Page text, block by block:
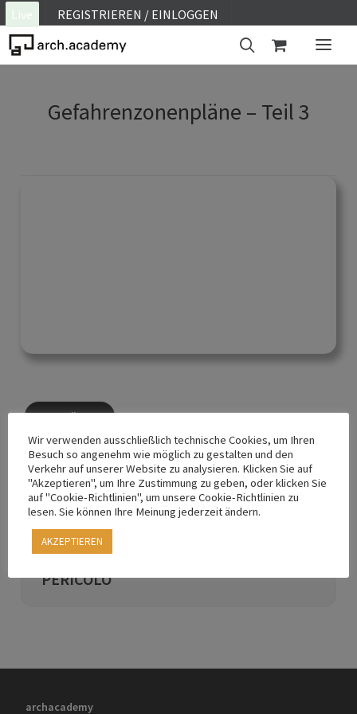
Live REGISTRIEREN / EINLOGGEN
Gefahrenzonenpläne – Teil 3
ZURÜCK
Zurück zu
FORTBILDUNG
GEFAHRENZONENPLÄNE |
FORMAZIONE PIANI DELLE ZONE DI
PERICOLO
archacademy
Wir verwenden ausschließlich technische Cookies, um Ihren
Besuch so angenehm wie möglich zu gestalten und den
Verkehr auf unserer Website zu analysieren. Klicken Sie auf
"Akzeptieren", um Ihre Zustimmung zu geben, oder klicken Sie
auf "Cookie-Richtlinien", um unsere Cookie-Richtlinien zu
lesen. Sie können Ihre Meinung jederzeit ändern.
AKZEPTIEREN